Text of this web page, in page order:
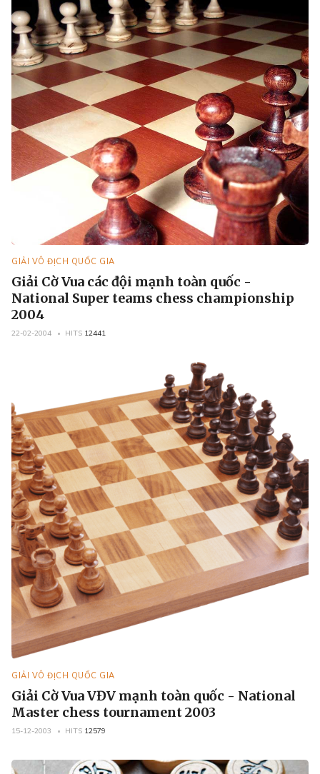
GIẢI VÔ ĐỊCH QUỐC GIA
Giải Cờ Vua các đội mạnh toàn quốc -
National Super teams chess championship
2004
22-02-2004 HITS 12441
GIẢI VÔ ĐỊCH QUỐC GIA
Giải Cờ Vua VĐV mạnh toàn quốc - National
Master chess tournament 2003
15-12-2003 HITS 12579